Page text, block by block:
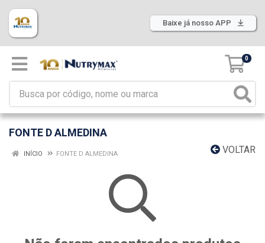
Baixe já nosso APP
0
FONTE D ALMEDINA
VOLTAR
INÍCIO FONTE D ALMEDINA